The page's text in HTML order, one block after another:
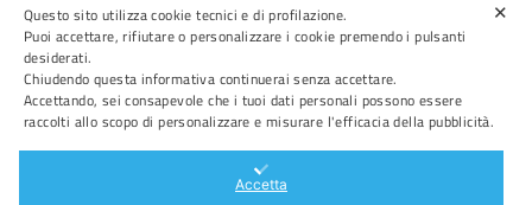
ASL Roma 5
URP e
Comunicazione
Prenotazioni
✕
Questo sito utilizza cookie tecnici e di profilazione.
Puoi accettare, rifiutare o personalizzare i cookie premendo i pulsanti
desiderati.
Chiudendo questa informativa continuerai senza accettare.
Accettando, sei consapevole che i tuoi dati personali possono essere
raccolti allo scopo di personalizzare e misurare l'efficacia della pubblicità.
Accetta